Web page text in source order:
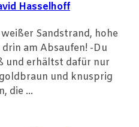
Hasselhoff
Sandstrand, hohe
am Absaufen! -Du
und erhältst dafür nur
und knusprig
die ...